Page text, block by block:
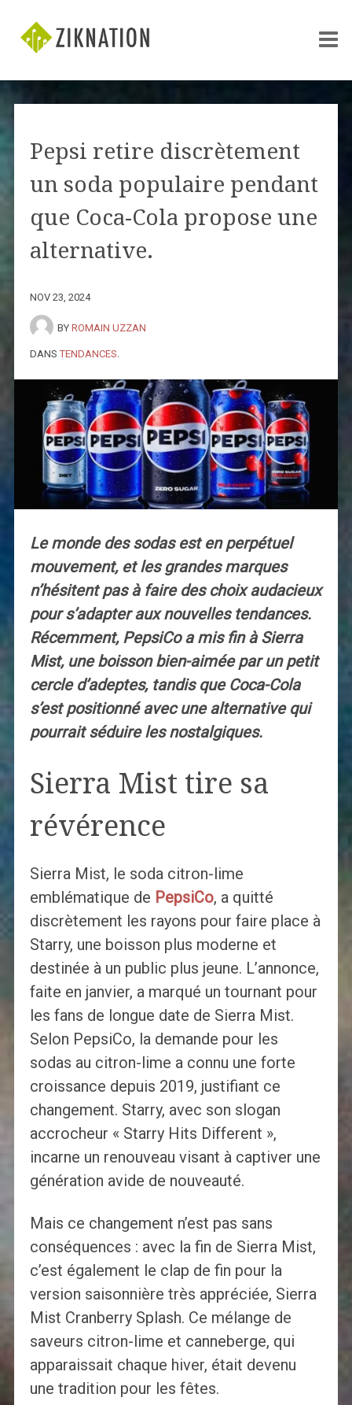
Pepsi retire discrètement
un soda populaire pendant
que Coca-Cola propose une
alternative.
NOV 23, 2024
BY ROMAIN UZZAN
DANS TENDANCES
Le monde des sodas est en perpétuel
mouvement, et les grandes marques
n’hésitent pas à faire des choix audacieux
pour s’adapter aux nouvelles tendances.
Récemment, PepsiCo a mis fin à Sierra
Mist, une boisson bien-aimée par un petit
cercle d’adeptes, tandis que Coca-Cola
s’est positionné avec une alternative qui
pourrait séduire les nostalgiques.
Sierra Mist tire sa
révérence
Sierra Mist, le soda citron-lime
emblématique de PepsiCo, a quitté
discrètement les rayons pour faire place à
Starry, une boisson plus moderne et
destinée à un public plus jeune. L’annonce,
faite en janvier, a marqué un tournant pour
les fans de longue date de Sierra Mist.
Selon PepsiCo, la demande pour les
sodas au citron-lime a connu une forte
croissance depuis 2019, justifiant ce
changement. Starry, avec son slogan
accrocheur « Starry Hits Different »,
incarne un renouveau visant à captiver une
génération avide de nouveauté.
Mais ce changement n’est pas sans
conséquences : avec la fin de Sierra Mist,
c’est également le clap de fin pour la
version saisonnière très appréciée, Sierra
Mist Cranberry Splash. Ce mélange de
saveurs citron-lime et canneberge, qui
apparaissait chaque hiver, était devenu
une tradition pour les fêtes.